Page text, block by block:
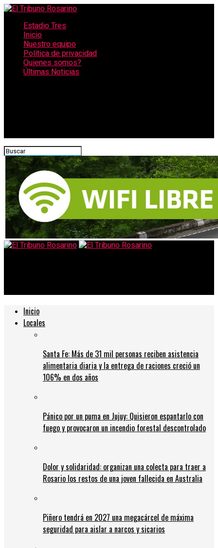
Estadio Tres
Inicio
Nuestro equipo
Política de privacidad
Quienes somos?
Últimas Noticias
Inicio
Locales
Santa Fe: Más de 31 mil personas reciben asistencia
alimentaria diaria y la entrega de raciones creció un
106% en dos años
Pánico por un puma en Jujuy: Quisieron espantarlo con
fuego y provocaron un incendio forestal descontrolado
Dolor y solidaridad: organizan una colecta para traer a
Rosario los restos de una joven fallecida en Australia
Piñero tendrá en 2027 una megacárcel de máxima
seguridad para aislar a narcos y sicarios